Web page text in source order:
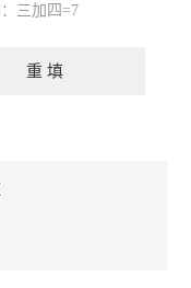
三加四=7